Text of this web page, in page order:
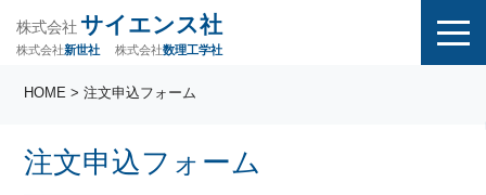
株式会社 サイエンス社
株式会社新世社 株式会社数理工学社
注文申込フォーム
HOME > 注文申込フォーム